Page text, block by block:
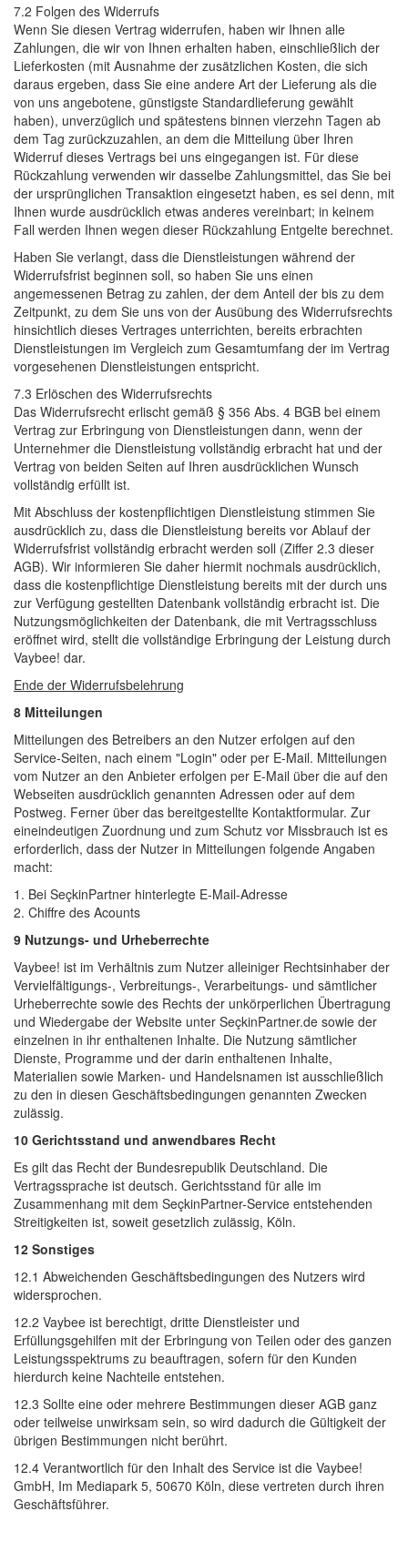
7.2 Folgen des Widerrufs
Wenn Sie diesen Vertrag widerrufen, haben wir Ihnen alle
Zahlungen, die wir von Ihnen erhalten haben, einschließlich der
Lieferkosten (mit Ausnahme der zusätzlichen Kosten, die sich
daraus ergeben, dass Sie eine andere Art der Lieferung als die
von uns angebotene, günstigste Standardlieferung gewählt
haben), unverzüglich und spätestens binnen vierzehn Tagen ab
dem Tag zurückzuzahlen, an dem die Mitteilung über Ihren
Widerruf dieses Vertrags bei uns eingegangen ist. Für diese
Rückzahlung verwenden wir dasselbe Zahlungsmittel, das Sie bei
der ursprünglichen Transaktion eingesetzt haben, es sei denn, mit
Ihnen wurde ausdrücklich etwas anderes vereinbart; in keinem
Fall werden Ihnen wegen dieser Rückzahlung Entgelte berechnet.
Haben Sie verlangt, dass die Dienstleistungen während der
Widerrufsfrist beginnen soll, so haben Sie uns einen
angemessenen Betrag zu zahlen, der dem Anteil der bis zu dem
Zeitpunkt, zu dem Sie uns von der Ausübung des Widerrufsrechts
hinsichtlich dieses Vertrages unterrichten, bereits erbrachten
Dienstleistungen im Vergleich zum Gesamtumfang der im Vertrag
vorgesehenen Dienstleistungen entspricht.
7.3 Erlöschen des Widerrufsrechts
Das Widerrufsrecht erlischt gemäß § 356 Abs. 4 BGB bei einem
Vertrag zur Erbringung von Dienstleistungen dann, wenn der
Unternehmer die Dienstleistung vollständig erbracht hat und der
Vertrag von beiden Seiten auf Ihren ausdrücklichen Wunsch
vollständig erfüllt ist.
Mit Abschluss der kostenpflichtigen Dienstleistung stimmen Sie
ausdrücklich zu, dass die Dienstleistung bereits vor Ablauf der
Widerrufsfrist vollständig erbracht werden soll (Ziffer 2.3 dieser
AGB). Wir informieren Sie daher hiermit nochmals ausdrücklich,
dass die kostenpflichtige Dienstleistung bereits mit der durch uns
zur Verfügung gestellten Datenbank vollständig erbracht ist. Die
Nutzungsmöglichkeiten der Datenbank, die mit Vertragsschluss
eröffnet wird, stellt die vollständige Erbringung der Leistung durch
Vaybee! dar.
Ende der Widerrufsbelehrung
8 Mitteilungen
Mitteilungen des Betreibers an den Nutzer erfolgen auf den
Service-Seiten, nach einem "Login" oder per E-Mail. Mitteilungen
vom Nutzer an den Anbieter erfolgen per E-Mail über die auf den
Webseiten ausdrücklich genannten Adressen oder auf dem
Postweg. Ferner über das bereitgestellte Kontaktformular. Zur
eineindeutigen Zuordnung und zum Schutz vor Missbrauch ist es
erforderlich, dass der Nutzer in Mitteilungen folgende Angaben
macht:
1. Bei SeçkinPartner hinterlegte E-Mail-Adresse
2. Chiffre des Acounts
9 Nutzungs- und Urheberrechte
Vaybee! ist im Verhältnis zum Nutzer alleiniger Rechtsinhaber der
Vervielfältigungs-, Verbreitungs-, Verarbeitungs- und sämtlicher
Urheberrechte sowie des Rechts der unkörperlichen Übertragung
und Wiedergabe der Website unter SeçkinPartner.de sowie der
einzelnen in ihr enthaltenen Inhalte. Die Nutzung sämtlicher
Dienste, Programme und der darin enthaltenen Inhalte,
Materialien sowie Marken- und Handelsnamen ist ausschließlich
zu den in diesen Geschäftsbedingungen genannten Zwecken
zulässig.
10 Gerichtsstand und anwendbares Recht
Es gilt das Recht der Bundesrepublik Deutschland. Die
Vertragssprache ist deutsch. Gerichtsstand für alle im
Zusammenhang mit dem SeçkinPartner-Service entstehenden
Streitigkeiten ist, soweit gesetzlich zulässig, Köln.
12 Sonstiges
12.1 Abweichenden Geschäftsbedingungen des Nutzers wird
widersprochen.
12.2 Vaybee ist berechtigt, dritte Dienstleister und
Erfüllungsgehilfen mit der Erbringung von Teilen oder des ganzen
Leistungsspektrums zu beauftragen, sofern für den Kunden
hierdurch keine Nachteile entstehen.
12.3 Sollte eine oder mehrere Bestimmungen dieser AGB ganz
oder teilweise unwirksam sein, so wird dadurch die Gültigkeit der
übrigen Bestimmungen nicht berührt.
12.4 Verantwortlich für den Inhalt des Service ist die Vaybee!
GmbH, Im Mediapark 5, 50670 Köln, diese vertreten durch ihren
Geschäftsführer.